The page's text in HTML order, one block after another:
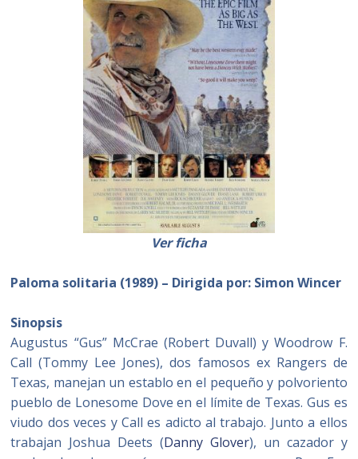
Ver ficha
Paloma solitaria (1989) – Dirigida por: Simon Wincer
Sinopsis
Augustus “Gus” McCrae (Robert Duvall) y Woodrow F.
Call (Tommy Lee Jones), dos famosos ex Rangers de
Texas, manejan un establo en el pequeño y polvoriento
pueblo de Lonesome Dove en el límite de Texas. Gus es
viudo dos veces y Call es adicto al trabajo. Junto a ellos
trabajan Joshua Deets (Danny Glover), un cazador y